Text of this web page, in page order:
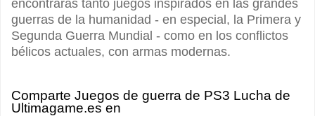
encontrarás tanto juegos inspirados en las grandes
guerras de la humanidad - en especial, la Primera y
Segunda Guerra Mundial - como en los conflictos
bélicos actuales, con armas modernas.
Comparte Juegos de guerra de PS3 Lucha de
Ultimagame.es en